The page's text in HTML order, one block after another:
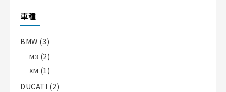
車種
BMW (3)
M3 (2)
XM (1)
DUCATI (2)